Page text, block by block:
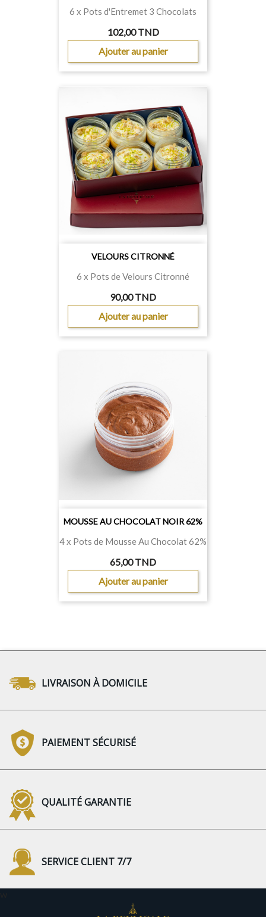
6 x Pots d'Entremet 3 Chocolats
102,00 TND
Ajouter au panier
VELOURS CITRONNÉ
6 x Pots de Velours Citronné
90,00 TND
Ajouter au panier
MOUSSE AU CHOCOLAT NOIR 62%
4 x Pots de Mousse Au Chocolat 62%
65,00 TND
Ajouter au panier
LIVRAISON À DOMICILE
PAIEMENT SÉCURISÉ
QUALITÉ GARANTIE
SERVICE CLIENT 7/7